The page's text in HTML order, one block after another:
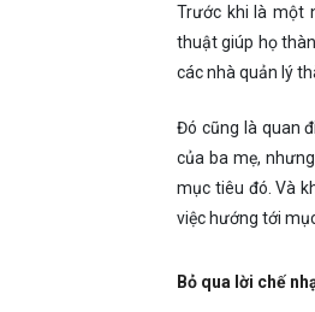
Trước khi là một
thuật giúp họ
các nhà quản lý
Đó cũng là quan
của ba mẹ,
mục tiêu đó. Và
việc hướng tới
Bỏ qua lời chế